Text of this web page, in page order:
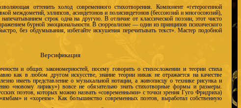
оттенить холод современного стихотворения. Компонент «гетерогенной
междометий, эллипсов, асиндетонов и полисиндетонов (бессоюзий и многосоюзий),
строк одна на другую. В отличие от классической поэзии, этот чисто
бурной эмоциональности. В сюрреализме — один из принципов психического
без обдумывания, избегайте искушения перечитывать текст». Мастер подобной
Версификация
и общих закономерностей, посему говорить о стихосложении и теории стиха
как в любом другом искусстве, знание теории никак не отражается на качестве
иметь представление о музыкальной нотации, а живописцу о технике рисунка и
«новому лирику») вовсе не обязательно знать стихотворные формы и размеры.
поэтов, которых можно назвать «современными» с точки зрения Гуго Фридриха)
и «хореям». Как большинство современных поэтов, выработал собственную